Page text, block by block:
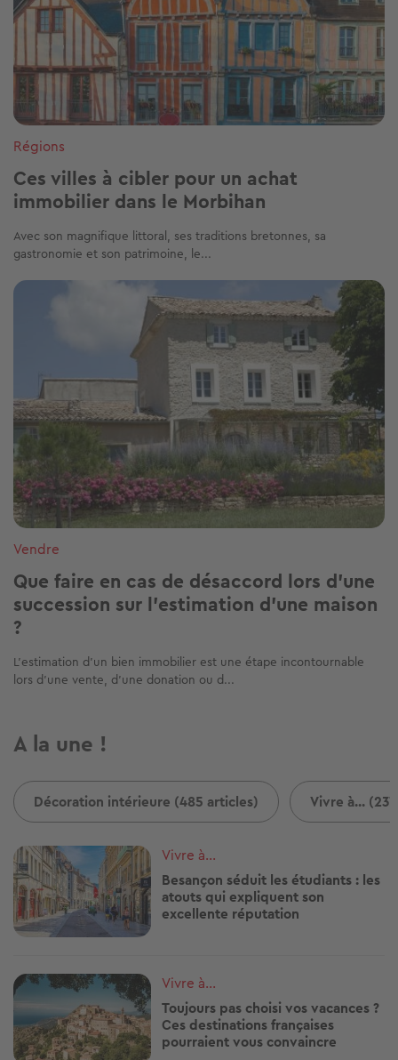
Régions
Ces villes à cibler pour un achat
immobilier dans le Morbihan
Avec son magnifique littoral, ses traditions bretonnes, sa
gastronomie et son patrimoine, le...
Image
Vendre
Que faire en cas de désaccord lors d’une
succession sur l’estimation d’une maison
?
L’estimation d’un bien immobilier est une étape incontournable
lors d’une vente, d’une donation ou d...
A la une !
Décoration intérieure (485 articles) Vivre à...
Image
Vivre à...
Besançon séduit les étudiants : les
atouts qui expliquent son
excellente réputation
Image
Vivre à...
Toujours pas choisi vos vacances ?
Ces destinations françaises
pourraient vous convaincre